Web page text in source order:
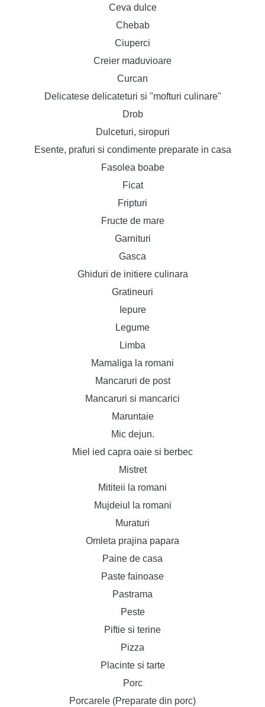
Ceva dulce
Chebab
Ciuperci
Creier maduvioare
Curcan
Delicatese delicateturi si "mofturi culinare"
Drob
Dulceturi, siropuri
Esente, prafuri si condimente preparate in casa
Fasolea boabe
Ficat
Fripturi
Fructe de mare
Garnituri
Gasca
Ghiduri de initiere culinara
Gratineuri
Iepure
Legume
Limba
Mamaliga la romani
Mancaruri de post
Mancaruri si mancarici
Maruntaie
Mic dejun.
Miel ied capra oaie si berbec
Mistret
Mititeii la romani
Mujdeiul la romani
Muraturi
Omleta prajina papara
Paine de casa
Paste fainoase
Pastrama
Peste
Piftie si terine
Pizza
Placinte si tarte
Porc
Porcarele (Preparate din porc)